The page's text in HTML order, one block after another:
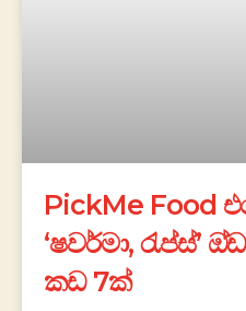
PickMe Food
‘ෂවර්මා, රැප්ස්’
කඩ 7ක්